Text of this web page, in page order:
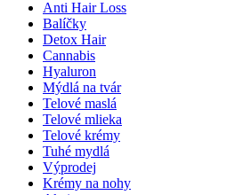
Anti Hair Loss
Balíčky
Detox Hair
Cannabis
Hyaluron
Mýdlá na tvár
Telové maslá
Telové mlieka
Telové krémy
Tuhé mydlá
Výprodej
Krémy na nohy